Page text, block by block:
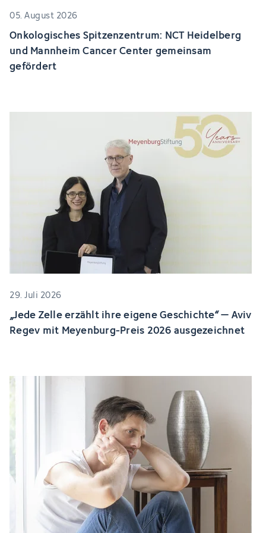
05. August 2026
Onkologisches Spitzenzentrum: NCT Heidelberg
und Mannheim Cancer Center gemeinsam
gefördert
29. Juli 2026
„Jede Zelle erzählt ihre eigene Geschichte“ – Aviv
Regev mit Meyenburg-Preis 2026 ausgezeichnet